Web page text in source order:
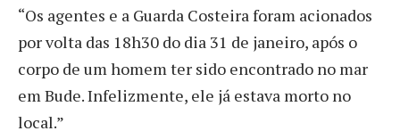
“Os agentes e a Guarda Costeira foram acionados
por volta das 18h30 do dia 31 de janeiro, após o
corpo de um homem ter sido encontrado no mar
em Bude. Infelizmente, ele já estava morto no
local.”